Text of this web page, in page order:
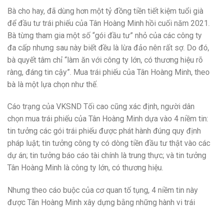
Bà cho hay, đã dùng hơn một tỷ đồng tiền tiết kiệm tuổi già
để đầu tư trái phiếu của Tân Hoàng Minh hồi cuối năm 2021.
Bà từng tham gia một số “gói đầu tư” nhỏ của các công ty
đa cấp nhưng sau này biết đều là lừa đảo nên rất sợ. Do đó,
bà quyết tâm chỉ “làm ăn với công ty lớn, có thương hiệu rõ
ràng, đáng tin cậy”. Mua trái phiếu của Tân Hoàng Minh, theo
bà là một lựa chọn như thế.
Cáo trạng của VKSND Tối cao cũng xác định, người dân
chọn mua trái phiếu của Tân Hoàng Minh dựa vào 4 niềm tin:
tin tưởng các gói trái phiếu được phát hành đúng quy định
pháp luật; tin tưởng công ty có dòng tiền đầu tư thật vào các
dự án; tin tưởng báo cáo tài chính là trung thực; và tin tưởng
Tân Hoàng Minh là công ty lớn, có thương hiệu.
Nhưng theo cáo buộc của cơ quan tố tụng, 4 niềm tin này
được Tân Hoàng Minh xây dựng bằng những hành vi trái